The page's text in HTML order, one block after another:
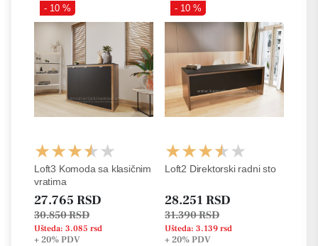
Loft3 Komoda sa klasičnim
vratima
- 10 %
27.765 RSD
30.850 RSD
Ušteda: 3.085 rsd
+ 20%PDV
Loft2 Direktorski radni sto
- 10 %
28.251 RSD
31.390 RSD
Ušteda: 3.139 rsd
+ 20%PDV